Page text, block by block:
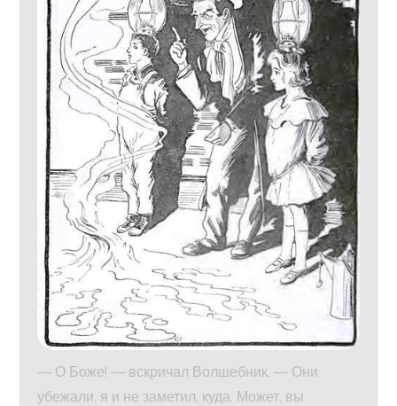
— О Боже! — вскричал Волшебник. — Они
убежали, я и не заметил, куда. Может, вы